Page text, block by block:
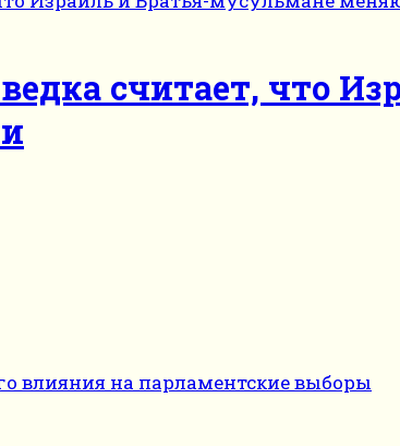
считает, что